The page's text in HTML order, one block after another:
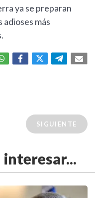
ya se preparan
adioses más
SIGUIENTE
interesar...